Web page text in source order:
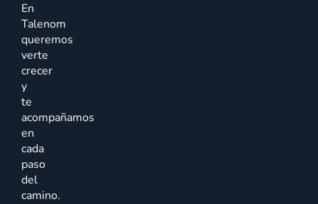
En
Talenom
queremos
verte
crecer
y
te
acompañamos
en
cada
paso
del
camino.